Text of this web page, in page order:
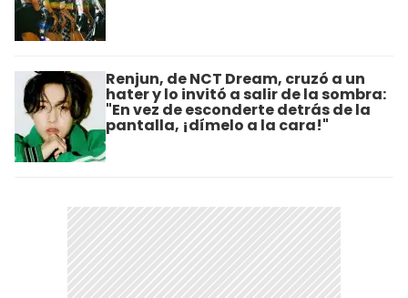
Renjun, de NCT Dream, cruzó a un
hater y lo invitó a salir de la sombra:
"En vez de esconderte detrás de la
pantalla, ¡dímelo a la cara!"